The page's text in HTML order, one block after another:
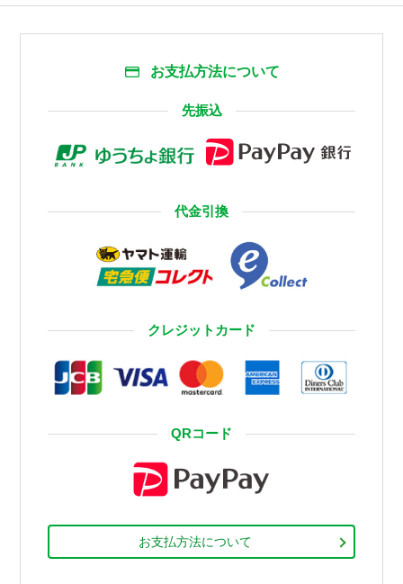
お支払方法について
先振込
代金引換
クレジットカード
QRコード
お支払方法について